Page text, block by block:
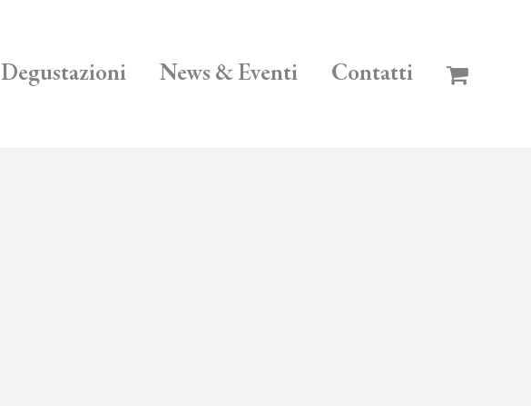
Degustazioni News & Eventi Contatti